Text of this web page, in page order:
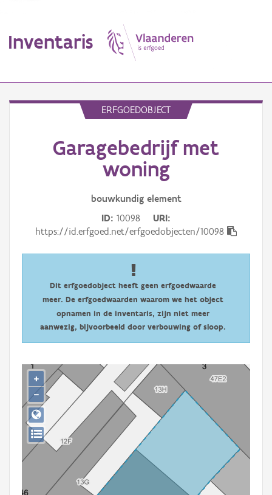
Inventaris
Erfgoedobject
Gebeurtenis
Downloads
Hergebruik
ERFGOEDOBJECT
Garagebedrijf met
woning
bouwkundig element
ID 10098
URI
https://id.erfgoed.net/erfgoedobjecten/10098
Dit erfgoedobject heeft geen erfgoedwaarde
meer. De erfgoedwaarden waarom we het object
opnamen in de inventaris, zijn niet meer
aanwezig, bijvoorbeeld door verbouwing of sloop.
+
−